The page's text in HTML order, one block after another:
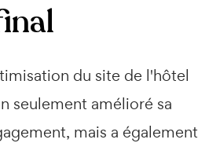
du site de l'hôtel
seulement amélioré sa
mais a également